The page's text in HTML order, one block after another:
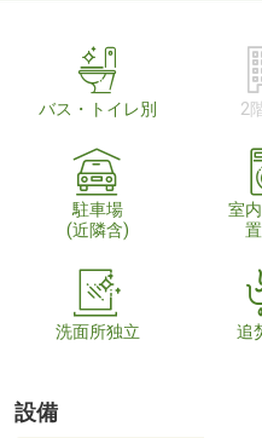
バス・トイレ別 2
駐車場
(近隣含)
室
洗面所独立 追
設備